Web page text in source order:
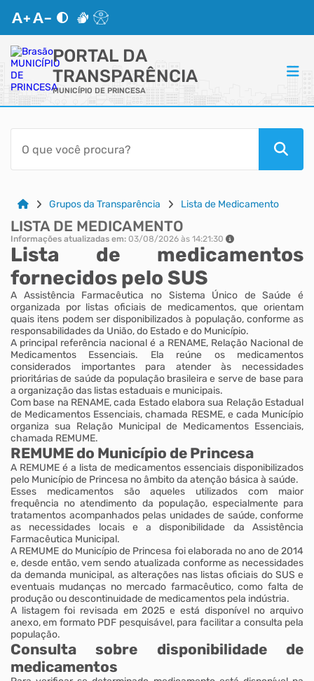
PORTAL DA
TRANSPARÊNCIA
MUNICÍPIO DE PRINCESA
ACESSO RÁPIDO
Acessibilidade
Cidadão
Autoatendimento
Mapa do Site
Grupos da Transparência Lista de Medicamento
LISTA DE MEDICAMENTO
Informações atualizadas em: 03/08/2026 às 14:21:30
Lista de medicamentos
fornecidos pelo SUS
A Assistência Farmacêutica no Sistema Único de Saúde é
organizada por listas oficiais de medicamentos, que orientam
quais itens podem ser disponibilizados à população, conforme as
responsabilidades da União, do Estado e do Município.
A principal referência nacional é a RENAME, Relação Nacional de
Medicamentos Essenciais. Ela reúne os medicamentos
considerados importantes para atender às necessidades
prioritárias de saúde da população brasileira e serve de base para
a organização das listas estaduais e municipais.
Com base na RENAME, cada Estado elabora sua Relação Estadual
de Medicamentos Essenciais, chamada RESME, e cada Município
organiza sua Relação Municipal de Medicamentos Essenciais,
chamada REMUME.
REMUME do Município de Princesa
A REMUME é a lista de medicamentos essenciais disponibilizados
pelo Município de Princesa no âmbito da atenção básica à saúde.
Esses medicamentos são aqueles utilizados com maior
frequência no atendimento da população, especialmente para
tratamentos acompanhados pelas unidades de saúde, conforme
as necessidades locais e a disponibilidade da Assistência
Farmacêutica Municipal.
A REMUME do Município de Princesa foi elaborada no ano de 2014
e, desde então, vem sendo atualizada conforme as necessidades
da demanda municipal, as alterações nas listas oficiais do SUS e
eventuais mudanças no mercado farmacêutico, como falta de
produção ou descontinuidade de medicamentos pela indústria.
A listagem foi revisada em 2025 e está disponível no arquivo
anexo, em formato PDF pesquisável, para facilitar a consulta pela
população.
Consulta sobre disponibilidade de
medicamentos